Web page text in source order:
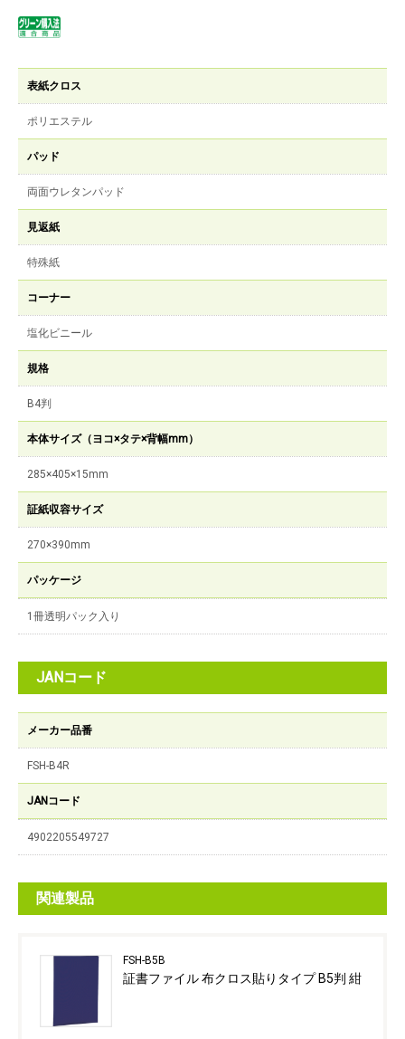
表紙クロス
ポリエステル
パッド
両面ウレタンパッド
見返紙
特殊紙
コーナー
塩化ビニール
規格
B4判
本体サイズ（ヨコ×タテ×背幅mm）
285×405×15mm
証紙収容サイズ
270×390mm
パッケージ
1冊透明パック入り
JANコード
メーカー品番
FSH-B4R
JANコード
4902205549727
関連製品
FSH-B5B
証書ファイル 布クロス貼りタイプ B5判 紺